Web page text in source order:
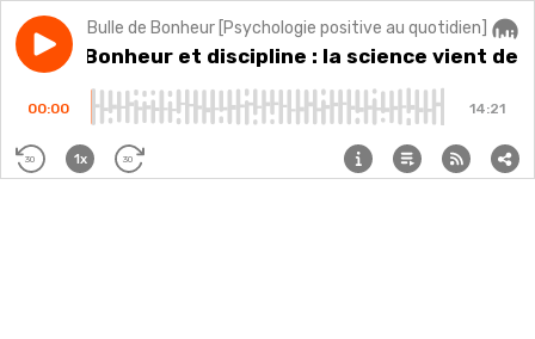
Play episode#305 - Bonheur et discipline : la science vient de
Bulle de Bonheur [Psychologie positive au quotidien]
#305 - Bonheur et discipline : la science vient de
00:00 14:21
30 1x 30